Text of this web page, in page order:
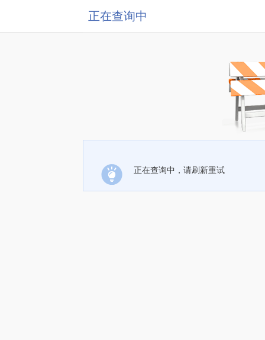
正在查询中
正在查询中，请刷新重试